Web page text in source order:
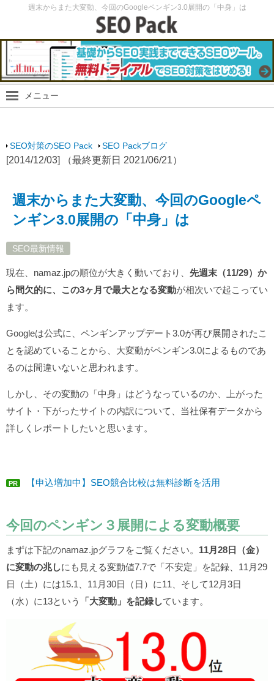
週末からまた大変動、今回のGoogleペンギン3.0展開の「中身」は
メニュー
SEO実験
SEO Packサイト
SEO対策のSEO Pack SEO Packブログ
[2014/12/03] （最終更新日 2021/06/21）
週末からまた大変動、今回のGoogleペ
ンギン3.0展開の「中身」は
SEO最新情報
現在、namaz.jpの順位が大きく動いており、 先週末（11/29）か
ら間欠的に、この3ヶ月で最大となる変動が相次いで起こってい
ます。
Googleは公式に、ペンギンアップデート3.0が再び展開されたこ
とを認めていることから、大変動がペンギン3.0によるものであ
るのは間違いないと思われます。
しかし、その変動の「中身」はどうなっているのか、上がった
サイト・下がったサイトの内訳について、当社保有データから
詳しくレポートしたいと思います。
PR 【申込増加中】SEO競合比較は無料診断を活用
今回のペンギン３展開による変動概要
まずは下記のnamaz.jpグラフをご覧ください。 11月28日（金）
に変動の兆しにも見える変動値7.7で「不安定」を記録、11月29
日（土）には15.1、11月30日（日）に11、そして12月3日
（水）に13という
「大変動」を記録しています。